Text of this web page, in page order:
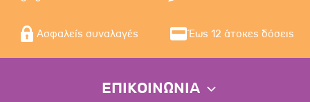
Ασφαλείς συναλαγές Έως 12 άτοκες δόσεις
ΕΠΙΚΟΙΝΩΝΙΑ